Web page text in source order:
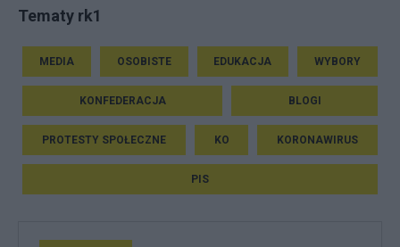
Tematy rk1
MEDIA OSOBISTE EDUKACJA WYBORY
KONFEDERACJA BLOGI
PROTESTY SPOŁECZNE KO KORONAWIRUS
PIS